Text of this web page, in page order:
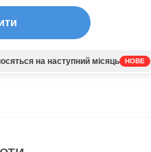
на наступний місяць НОВЕ